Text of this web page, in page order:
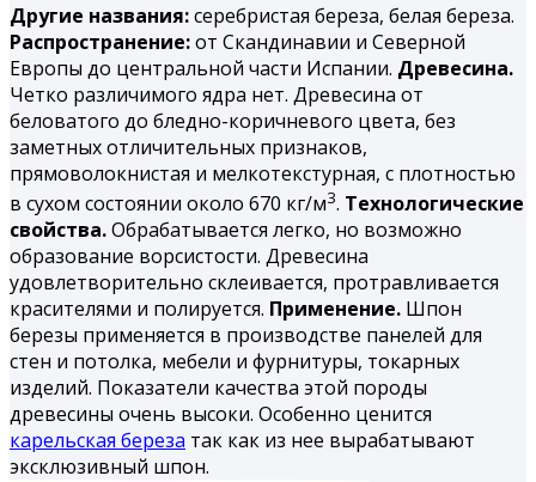
Другие названия:серебристая береза, белая береза.
Распространение:от Скандинавии и Северной
Европы до центральной части Испании. Древесина.
Четко различимого ядра нет. Древесина от
беловатого до бледно-коричневого цвета, без
заметных отличительных признаков,
прямоволокнистая и мелкотекстурная, с плотностью
в сухом состоянии около 670 кг/м3. Технологические
свойства.Обрабатывается легко, но возможно
образование ворсистости. Древесина
удовлетворительно склеивается, протравливается
красителями и полируется. Применение. Шпон
березы применяется в производстве панелей для
стен и потолка, мебели и фурнитуры, токарных
изделий. Показатели качества этой породы
древесины очень высоки. Особенно ценится
карельская береза так как из нее вырабатывают
эксклюзивный шпон.